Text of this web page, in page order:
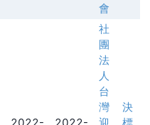
會
社
團
法
人
台
灣
決